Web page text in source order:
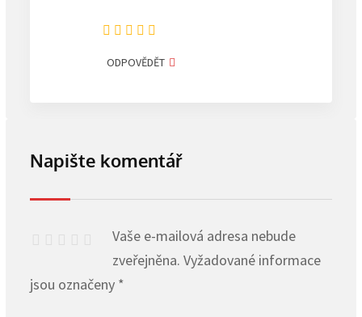
ODPOVĚDĚT
Napište komentář
Vaše e-mailová adresa nebude
zveřejněna. Vyžadované informace
jsou označeny *